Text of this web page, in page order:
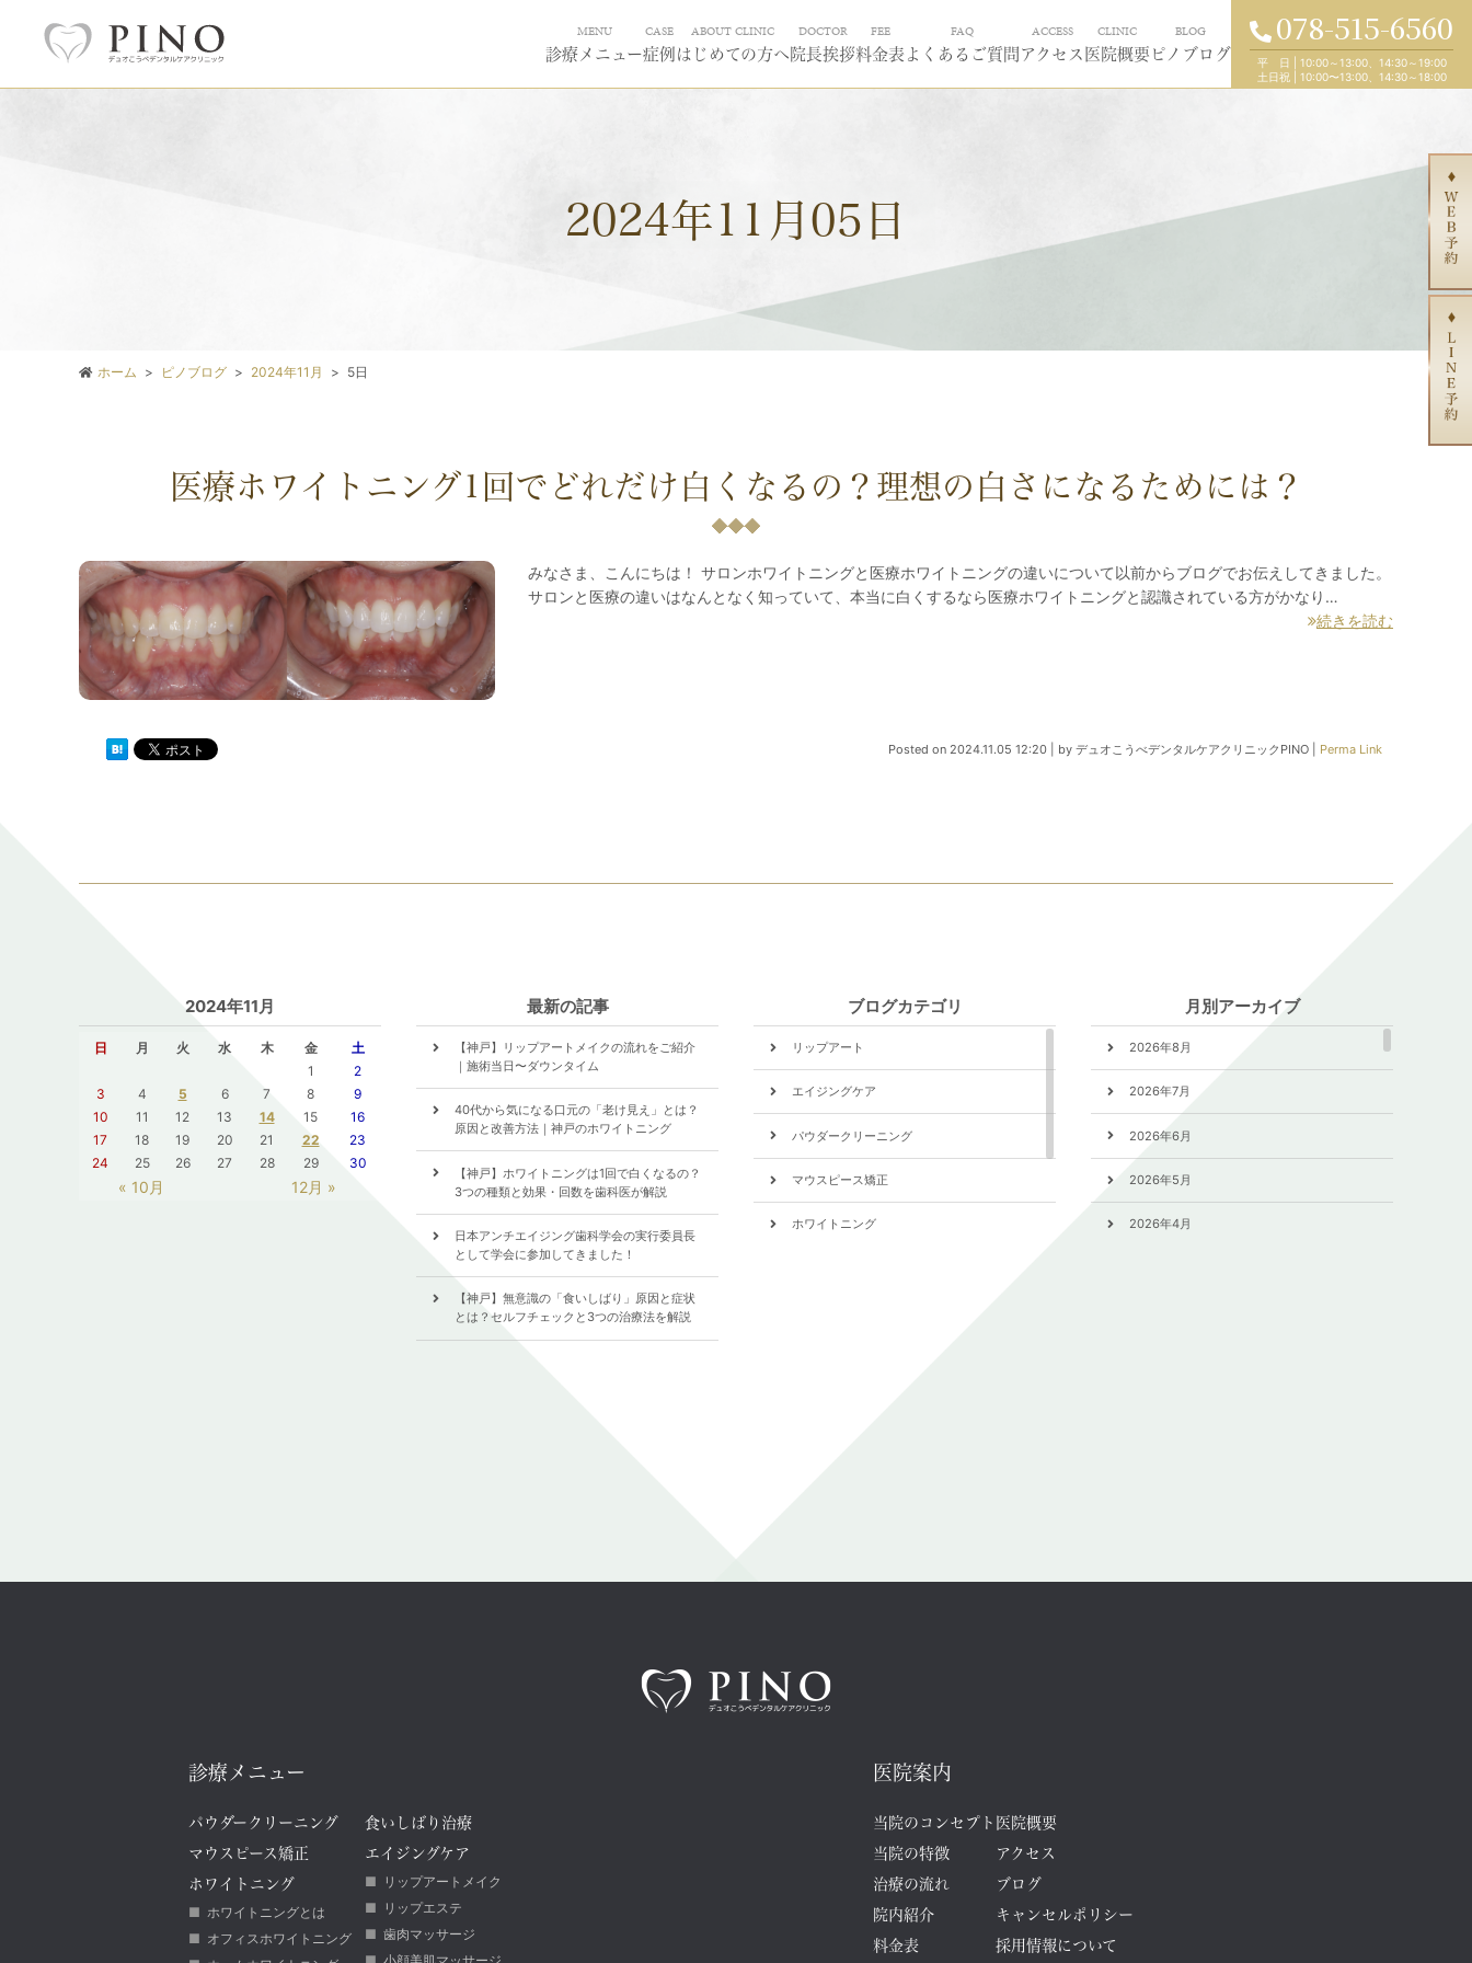
MENU
診療メニュー
CASE
症例
ABOUT CLINIC
はじめての方へ
DOCTOR
院長挨拶
FEE
料金表
FAQ
よくあるご質問
ACCESS
アクセス
CLINIC
医院概要
BLOG
ピノブログ
078-515-6560
平 日
10:00～13:00、14:30～19:00
土日祝
10:00〜13:00、14:30～18:00
2024年11月05日
ホーム ピノブログ 2024年11月 5日
医療ホワイトニング1回でどれだけ白くなるの？理想の白さになるためには？
みなさま、こんにちは！ サロンホワイトニングと医療ホワイトニングの違いについて以前からブログでお伝えしてきました。
サロンと医療の違いはなんとなく知っていて、本当に白くするなら医療ホワイトニングと認識されている方がかなり…
続きを読む
Posted on 2024.11.05 12:20| by デュオこうべデンタルケアクリニックPINO| Perma Link
2024年11月
日 月 火 水 木 金 土
« 10月 12月 »
1
2
3
4 5 6 7 8
9
10
11 12 13 14 15
16
17
18 19 20 21 22
23
24
25 26 27 28 29 30
最新の記事
【神戸】リップアートメイクの流れをご紹介
｜施術当日〜ダウンタイム
40代から気になる口元の「老け見え」とは？
原因と改善方法｜神戸のホワイトニング
【神戸】ホワイトニングは1回で白くなるの？
3つの種類と効果・回数を歯科医が解説
日本アンチエイジング歯科学会の実行委員長
として学会に参加してきました！
【神戸】無意識の「食いしばり」原因と症状
とは？セルフチェックと3つの治療法を解説
ブログカテゴリ
リップアート
エイジングケア
パウダークリーニング
マウスピース矯正
ホワイトニング
月別アーカイブ
2026年8月
2026年7月
2026年6月
2026年5月
2026年4月
診療メニュー
パウダークリーニング
マウスピース矯正
ホワイトニング
ホワイトニングとは
オフィスホワイトニング
食いしばり治療
エイジングケア
リップアートメイク
リップエステ
歯肉マッサージ
医院案内
当院のコンセプト
当院の特徴
治療の流れ
院内紹介
料金表
医院概要
アクセス
ブログ
キャンセルポリシー
採用情報について